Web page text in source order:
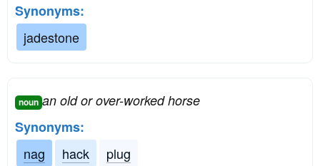
Synonyms:
jadestone
noun an old or over-worked horse
Synonyms:
nag
hack plug